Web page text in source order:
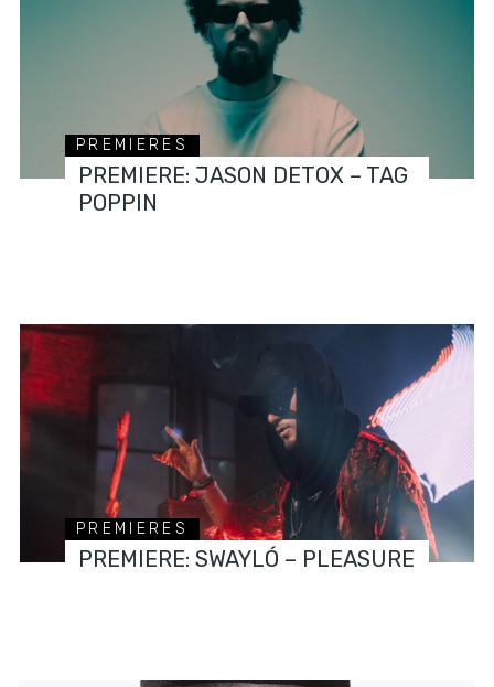
PREMIERES
PREMIERE: JASON DETOX – TAG
POPPIN
PREMIERES
PREMIERE: SWAYLÓ – PLEASURE